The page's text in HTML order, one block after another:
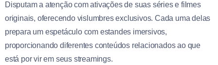
Disputam a atenção com ativações de suas séries e filmes
originais, oferecendo vislumbres exclusivos. Cada uma delas
prepara um espetáculo com estandes imersivos,
proporcionando diferentes conteúdos relacionados ao que
está por vir em seus streamings.